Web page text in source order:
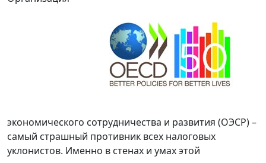
экономического сотрудничества и развития (ОЭСР) –
самый страшный противник всех налоговых
уклонистов. Именно в стенах и умах этой